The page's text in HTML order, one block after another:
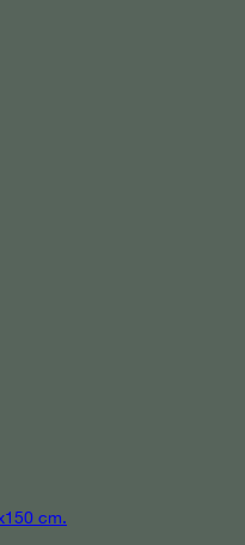
cm.